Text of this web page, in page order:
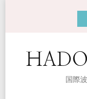
国際